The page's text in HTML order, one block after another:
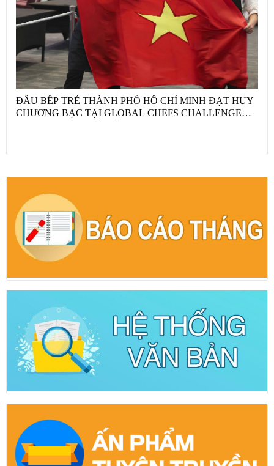
ĐẦU BẾP TRẺ THÀNH PHỐ HỒ CHÍ MINH ĐẠT HUY
CHƯƠNG BẠC TẠI GLOBAL CHEFS CHALLENGE